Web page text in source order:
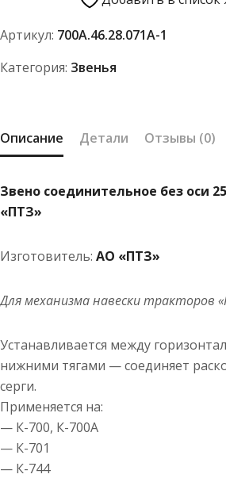
оси
700А.46.28.071
Артикул: 700А.46.28.071А-1
Категория: Звенья
Описание Детали Отзывы (0)
Звено соединительное без оси
«ПТЗ»
Изготовитель: АО «ПТЗ»
Для механизма навески тракторов
Устанавливается между
нижними тягами — соединяет
серги.
Применяется на:
— К-700, К-700А
— К-701
— К-744